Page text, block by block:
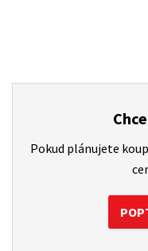
Pokud plánujete